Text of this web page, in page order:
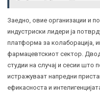
Заедно, овие организации и
индустриски лидери ја
платформа за колаборација,
фармацевтскиот сектор.
студии на случај и сесии што
истражуваат напредни
ефикасноста и